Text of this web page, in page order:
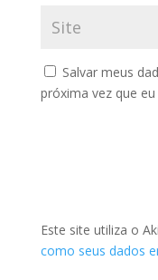
Salvar meus
próxima vez que
Este site utiliza o
como seus dados